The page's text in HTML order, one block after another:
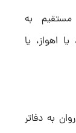
به
اهواز، یا
به دفاتر